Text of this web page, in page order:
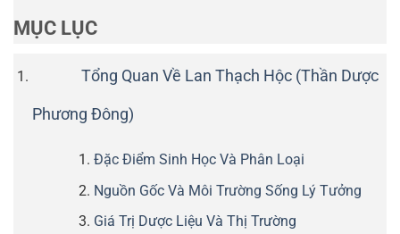
MỤC LỤC
Tổng Quan Về Lan Thạch Hộc (Thần Dược
Phương Đông)
Đặc Điểm Sinh Học Và Phân Loại
Nguồn Gốc Và Môi Trường Sống Lý Tưởng
Giá Trị Dược Liệu Và Thị Trường